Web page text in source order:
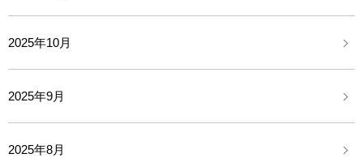
2025年10月
2025年9月
2025年8月